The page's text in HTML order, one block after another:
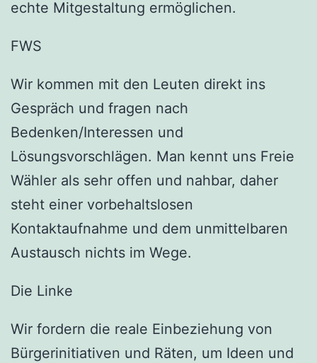
echte Mitgestaltung ermöglichen.
FWS
Wir kommen mit den Leuten direkt ins
Gespräch und fragen nach
Bedenken/Interessen und
Lösungsvorschlägen. Man kennt uns Freie
Wähler als sehr offen und nahbar, daher
steht einer vorbehaltslosen
Kontaktaufnahme und dem unmittelbaren
Austausch nichts im Wege.
Die Linke
Wir fordern die reale Einbeziehung von
Bürgerinitiativen und Räten, um Ideen und